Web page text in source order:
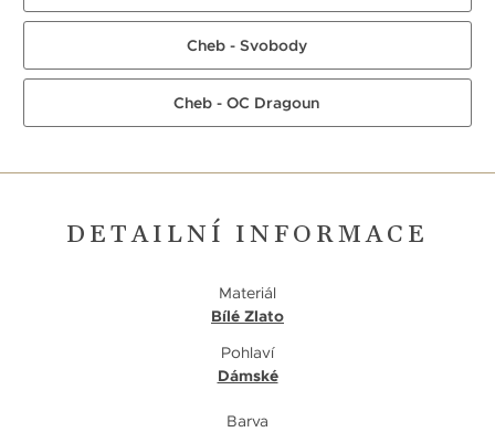
Cheb - Svobody
Cheb - OC Dragoun
DETAILNÍ INFORMACE
Materiál
Bílé Zlato
Pohlaví
Dámské
Barva